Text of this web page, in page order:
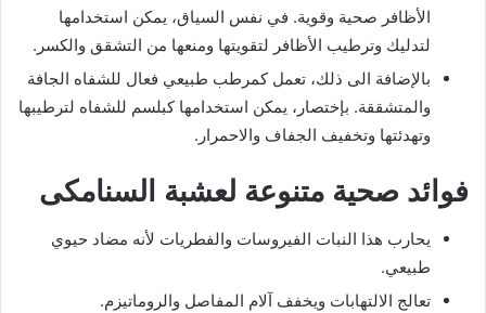
الأظافر صحية وقوية. في نفس السياق، يمكن استخدامها
لتدليك وترطيب الأظافر لتقويتها ومنعها من التشقق والكسر.
بالإضافة الى ذلك، تعمل كمرطب طبيعي فعال للشفاه الجافة
والمتشققة. بإختصار، يمكن استخدامها كبلسم للشفاه لترطيبها
وتهدئتها وتخفيف الجفاف والاحمرار.
فوائد صحية متنوعة لعشبة السنامكى
يحارب هذا النبات الفيروسات والفطريات لأنه مضاد حيوي
طبيعي.
تعالج الالتهابات ويخفف آلام المفاصل والروماتيزم.